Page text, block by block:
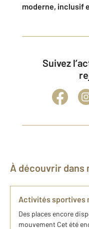
moderne, inclusif
Suivez l’actualité immobilière et
À découvrir
Activités sportives
Des places encore
mouvement Cet été